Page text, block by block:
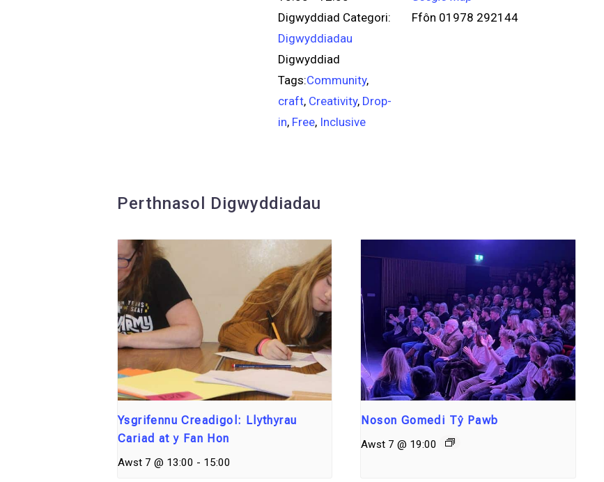
Digwyddiad Categori:
Digwyddiadau
Digwyddiad
Tags:Community,
craft, Creativity, Drop-
in, Free, Inclusive
Ffôn 01978 292144
Perthnasol Digwyddiadau
Ysgrifennu Creadigol: Llythyrau
Cariad at y Fan Hon
Awst 7 @ 13:00 - 15:00
Noson Gomedi Tŷ Pawb
Awst 7 @ 19:00